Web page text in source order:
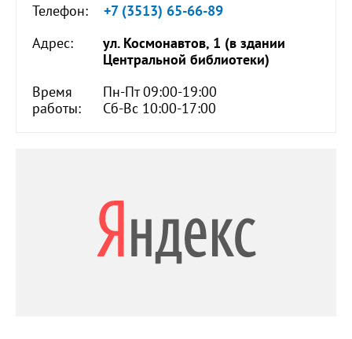
Телефон:
+7 (3513) 65-66-89
Адрес:
ул. Космонавтов, 1 (в здании
Центральной библиотеки)
Время
работы:
Пн-Пт 09:00-19:00
Сб-Вс 10:00-17:00